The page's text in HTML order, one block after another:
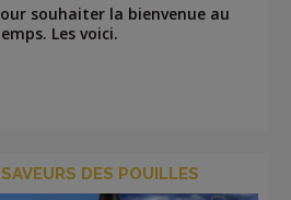
souhaiter la bienvenue au
Les voici.
DES POUILLES